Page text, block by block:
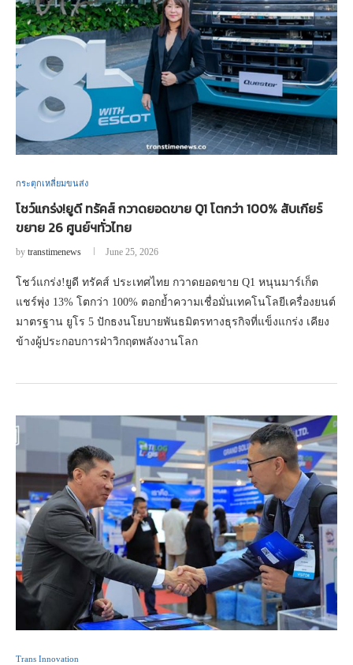
กระตุกเหลี่ยมขนส่ง
โชว์แกร่ง!ยูดี ทรัคส์ กวาดยอดขาย Q1 โตกว่า 100% สับเกียร์
ขยาย 26 ศูนย์ฯทั่วไทย
by transtimenews June 25, 2026
โชว์แกร่ง!ยูดี ทรัคส์ ประเทศไทย กวาดยอดขาย Q1 หนุนมาร์เก็ต
แชร์พุ่ง 13% โตกว่า 100% ตอกย้ำความเชื่อมั่นเทคโนโลยีเครื่องยนต์
มาตรฐาน ยูโร 5 ปักธงนโยบายพันธมิตรทางธุรกิจที่แข็งแกร่ง เคียง
ข้างผู้ประกอบการฝ่าวิกฤตพลังงานโลก
Trans Innovation